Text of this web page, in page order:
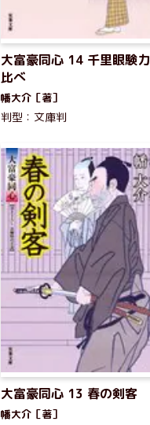
大富豪同心 14 千里眼験力
比べ
幡大介［著］
判型：文庫判
大富豪同心 13 春の剣客
幡大介［著］